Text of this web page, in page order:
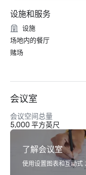
设施和服务
设施
场地内的餐厅
赌场
会议室
会议空间总量
5,000 平方英尺
了解会议室
使用设置图表和互动式